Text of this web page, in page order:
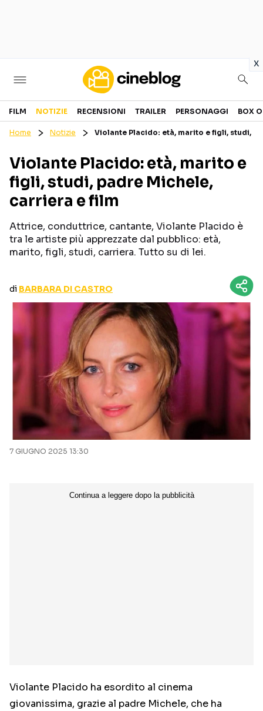
x
Cinema
GENERI
PERSONAGGI
CANALI STREAMING
Categorie
NOTIZIE
RECENSIONI
TRAILER
Seguici sui social
FILM NOTIZIE RECENSIONI TRAILER PERSONAGGI BOX
Home Notizie Violante Placido: età, marito e figli, studi,
Violante Placido: età, marito e
figli, studi, padre Michele,
carriera e film
Attrice, conduttrice, cantante, Violante Placido è
tra le artiste più apprezzate dal pubblico: età,
marito, figli, studi, carriera. Tutto su di lei.
di BARBARA DI CASTRO
7 GIUGNO 2025 13:30
Violante Placido ha esordito al cinema
giovanissima, grazie al padre Michele, che ha